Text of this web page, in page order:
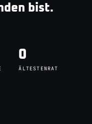
bist.
0
ÄLTESTENRAT